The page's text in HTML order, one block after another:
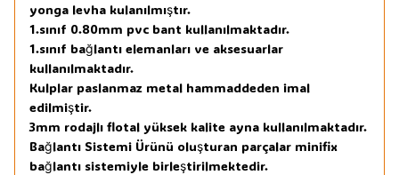
yonga levha kulanılmıştır.
1.sınıf 0.80mm pvc bant kullanılmaktadır.
1.sınıf bağlantı elemanları ve aksesuarlar
kullanılmaktadır.
Kulplar paslanmaz metal hammaddeden imal
edilmiştir.
3mm rodajlı flotal yüksek kalite ayna kullanılmaktadır.
Bağlantı Sistemi Ürünü oluşturan parçalar minifix
bağlantı sistemiyle birleştirilmektedir.